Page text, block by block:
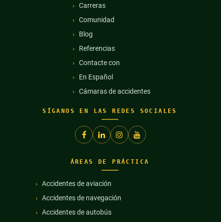
Carreras
Comunidad
Blog
Referencias
Contacte con
En Español
Cámaras de accidentes
SÍGANOS EN LAS REDES SOCIALES
ÁREAS DE PRÁCTICA
Accidentes de aviación
Accidentes de navegación
Accidentes de autobús